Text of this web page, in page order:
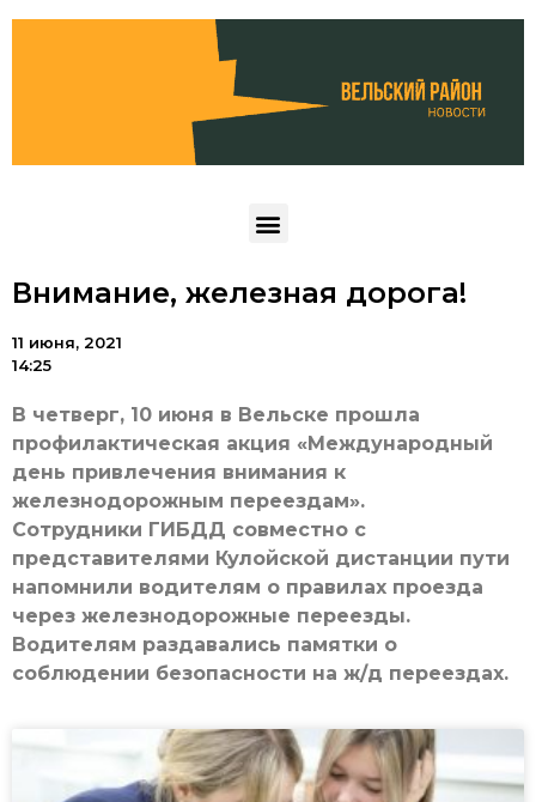
Внимание, железная дорога!
11 июня, 2021
14:25
В четверг, 10 июня в Вельске прошла
профилактическая акция «Международный
день привлечения внимания к
железнодорожным переездам».
Сотрудники ГИБДД совместно с
представителями Кулойской дистанции пути
напомнили водителям о правилах проезда
через железнодорожные переезды.
Водителям раздавались памятки о
соблюдении безопасности на ж/д переездах.